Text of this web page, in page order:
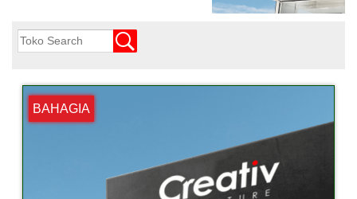
BAHAGIA